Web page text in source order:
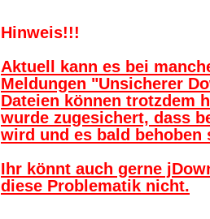
Hinweis!!!
Aktuell kann es bei
Meldungen "Unsicherer
Dateien können trotzdem
wurde zugesichert, dass
wird und es bald behoben
Ihr könnt auch gerne
diese Problematik nicht.